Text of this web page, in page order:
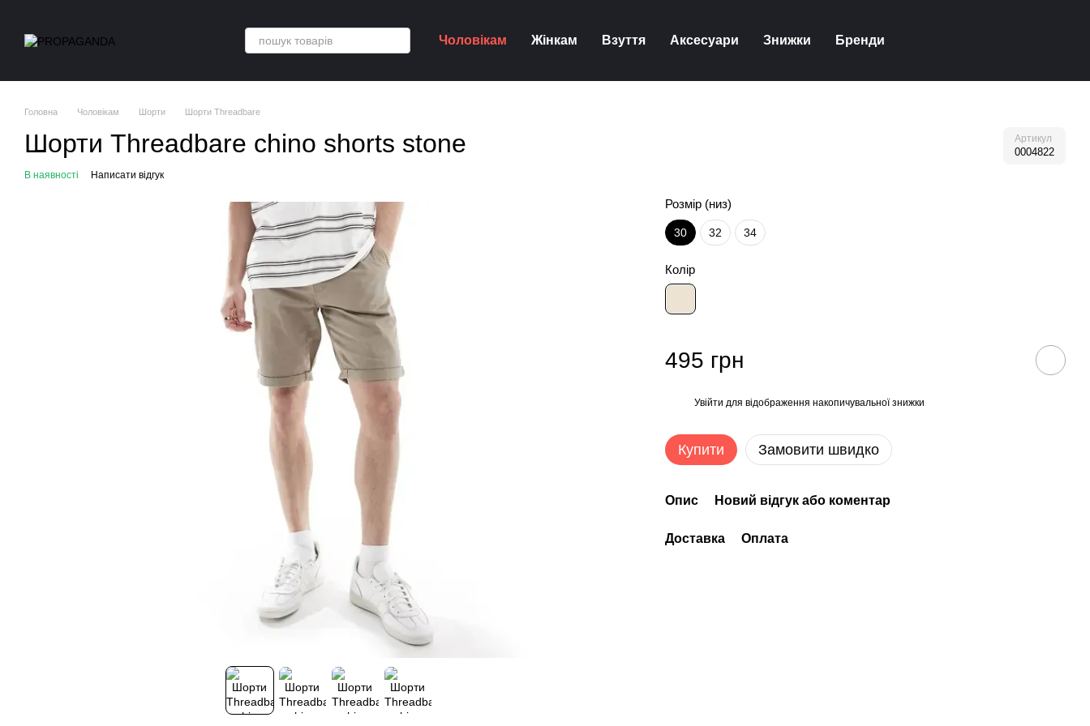
Чоловікам Жінкам Взуття Аксесуари Знижки Бренди
Головна Чоловікам Шорти Шорти Threadbare
Шорти Threadbare chino shorts stone Артикул
0004822
В наявності Написати відгук
Розмір (низ)
30 32 34
Колір
495 грн
Увійти для відображення накопичувальної знижки
Купити Замовити швидко
Опис Новий відгук або коментар
Доставка Оплата